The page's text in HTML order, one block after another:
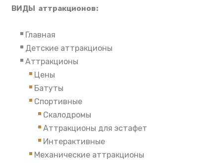
ВИДЫ аттракционов:
Главная
Детские аттракционы
Аттракционы
Цены
Батуты
Спортивные
Скалодромы
Аттракционы для эстафет
Интерактивные
Механические аттракционы